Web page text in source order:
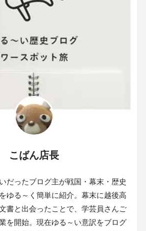
こばん店長
だったブログ主が戦国・幕末・歴史
ゆる～く簡単に紹介。幕末に越後高
書と出会ったことで、学芸員さんご
を開始。現在ゆる～い意訳をブログ